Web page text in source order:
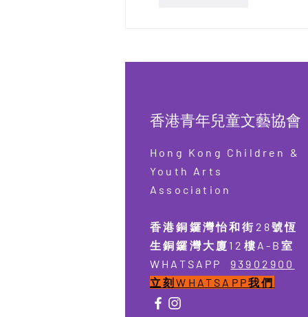
香港青年兒童文藝協會
Hong Kong Children &
Youth Arts
Association
香港銅鑼灣怡和街28號恆
生銅鑼灣大廈12樓A-B室
​WHATSAPP 93902900
​​立刻WHATSAPP我們